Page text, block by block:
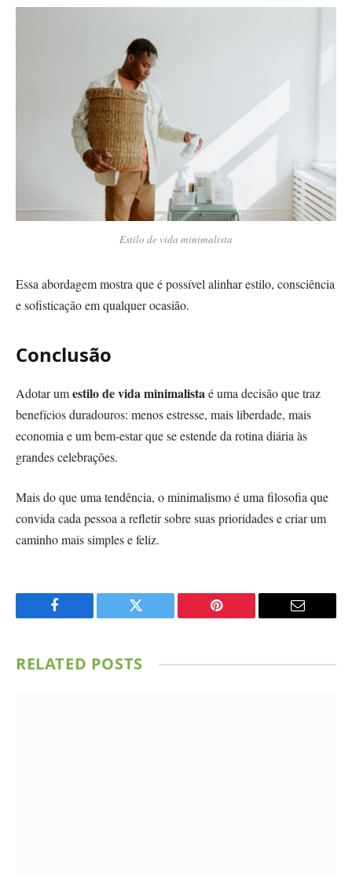
Estilo de vida minimalista
Essa abordagem mostra que é possível alinhar estilo, consciência
e sofisticação em qualquer ocasião.
Conclusão
Adotar umestilo de vida minimalistaé uma decisão que traz
benefícios duradouros: menos estresse, mais liberdade, mais
economia e um bem-estar que se estende da rotina diária às
grandes celebrações.
Mais do que uma tendência, o minimalismo é uma filosofia que
convida cada pessoa a refletir sobre suas prioridades e criar um
caminho mais simples e feliz.
Facebook Twitter Pinterest Email
RELATED POSTS